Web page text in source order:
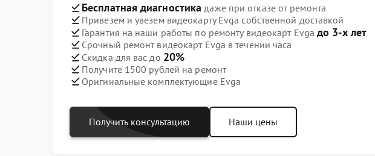
Бесплатная диагностика даже при отказе от ремонта
Привезем и увезем видеокарту Evga собственной доставкой
Гарантия на наши работы по ремонту видеокарт Evga до 3-х лет
Срочный ремонт видеокарт Evga в течении часа
Скидка для вас до 20%
Получите 1500 рублей на ремонт
Оригинальные комплектующие Evga
Получить консультацию Наши цены